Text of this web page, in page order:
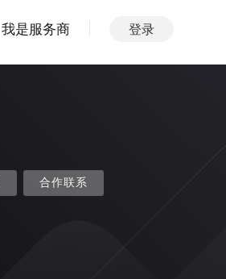
我是服务商 登录
合作联系